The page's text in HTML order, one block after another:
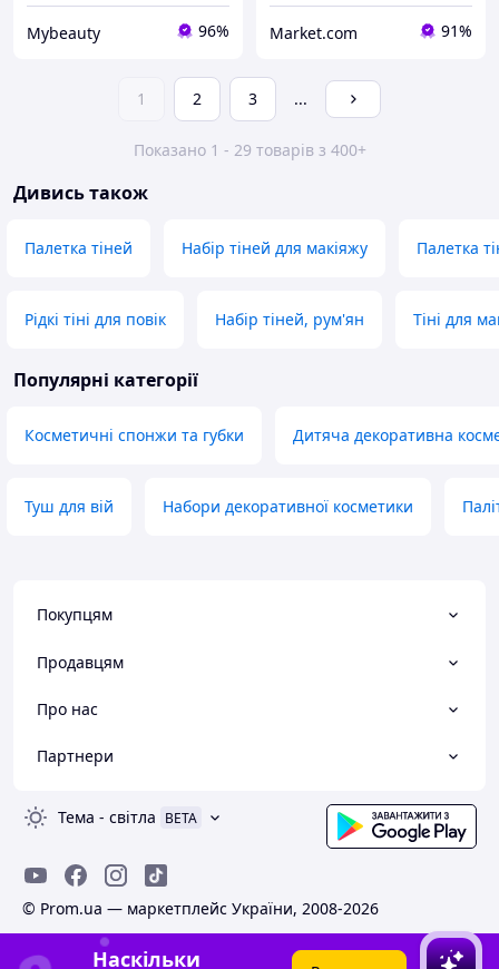
Mybeauty 96% Market.com 91%
1 2 3 ...
Показано 1 - 29 товарів з 400+
Дивись також
Палетка тіней Набір тіней для макіяжу Палетка
Рідкі тіні для повік Набір тіней, рум'ян Тіні для
Популярні категорії
Косметичні спонжи та губки Дитяча декоративна
Туш для вій Набори декоративної косметики
Покупцям
Продавцям
Про нас
Партнери
Тема - світла BETA
© Prom.ua — маркетплейс України, 2008-2026
Наскільки